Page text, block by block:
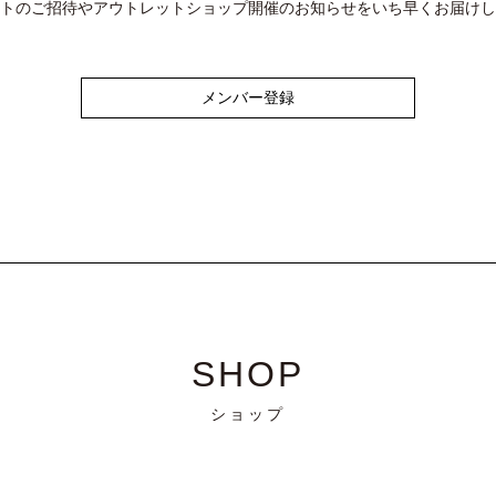
のご招待やアウトレットショップ開催のお知らせをいち早くお届け
メンバー登録
SHOP
ショップ